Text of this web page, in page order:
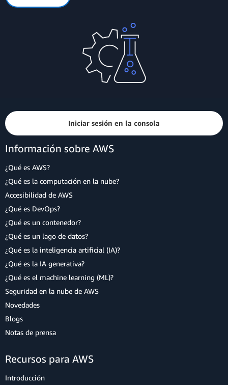
Iniciar sesión en la consola
Información sobre AWS
¿Qué es AWS?
¿Qué es la computación en la nube?
Accesibilidad de AWS
¿Qué es DevOps?
¿Qué es un contenedor?
¿Qué es un lago de datos?
¿Qué es la inteligencia artificial (IA)?
¿Qué es la IA generativa?
¿Qué es el machine learning (ML)?
Seguridad en la nube de AWS
Novedades
Blogs
Notas de prensa
Recursos para AWS
Introducción